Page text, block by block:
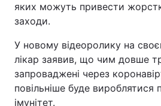
яких можуть привести
заходи.
У новому відеоролику на
лікар заявив, що чим довше
запроваджені через
повільніше буде вироблятися
імунітет.